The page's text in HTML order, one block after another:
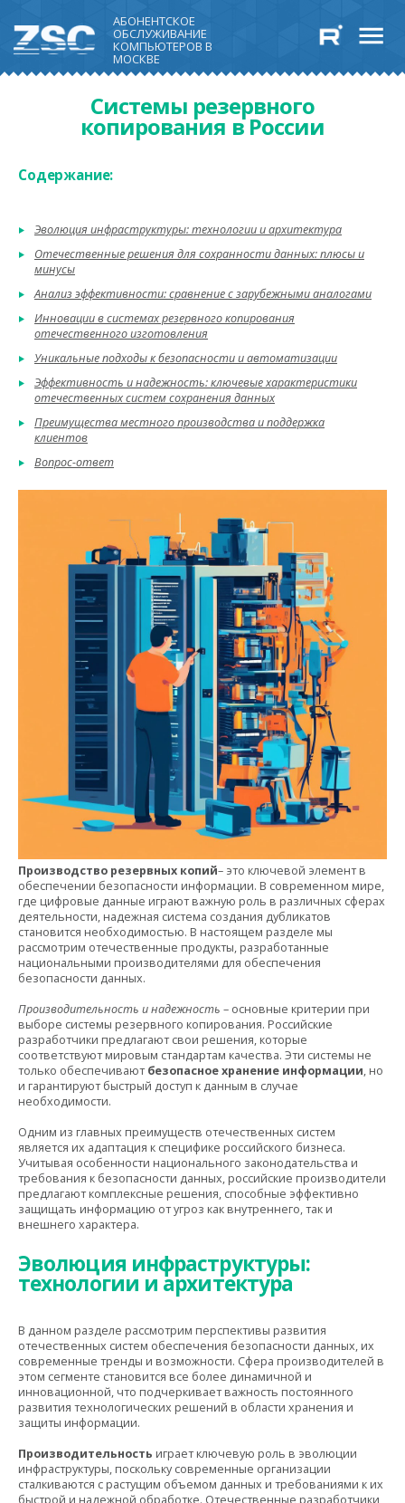
АБОНЕНТСКОЕ
ОБСЛУЖИВАНИЕ
КОМПЬЮТЕРОВ В
МОСКВЕ
Системы резервного
копирования в России
Содержание:
Эволюция инфраструктуры: технологии и архитектура
Отечественные решения для сохранности данных: плюсы и
минусы
Анализ эффективности: сравнение с зарубежными аналогами
Инновации в системах резервного копирования
отечественного изготовления
Уникальные подходы к безопасности и автоматизации
Эффективность и надежность: ключевые характеристики
отечественных систем сохранения данных
Преимущества местного производства и поддержка
клиентов
Вопрос-ответ
Производство резервных копий– это ключевой элемент в
обеспечении безопасности информации. В современном мире,
где цифровые данные играют важную роль в различных сферах
деятельности, надежная система создания дубликатов
становится необходимостью. В настоящем разделе мы
рассмотрим отечественные продукты, разработанные
национальными производителями для обеспечения
безопасности данных.
Производительность и надежность – основные критерии при
выборе системы резервного копирования. Российские
разработчики предлагают свои решения, которые
соответствуют мировым стандартам качества. Эти системы не
только обеспечиваютбезопасное хранение информации, но
и гарантируют быстрый доступ к данным в случае
необходимости.
Одним из главных преимуществ отечественных систем
является их адаптация к специфике российского бизнеса.
Учитывая особенности национального законодательства и
требования к безопасности данных, российские производители
предлагают комплексные решения, способные эффективно
защищать информацию от угроз как внутреннего, так и
внешнего характера.
Эволюция инфраструктуры:
технологии и архитектура
В данном разделе рассмотрим перспективы развития
отечественных систем обеспечения безопасности данных, их
современные тренды и возможности. Сфера производителей в
этом сегменте становится все более динамичной и
инновационной, что подчеркивает важность постоянного
развития технологических решений в области хранения и
защиты информации.
Производительность играет ключевую роль в эволюции
инфраструктуры, поскольку современные организации
сталкиваются с растущим объемом данных и требованиями к их
быстрой и надежной обработке. Отечественные разработчики